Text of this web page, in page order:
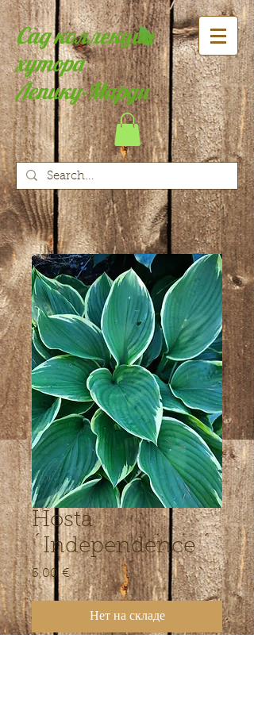
Сад коллекции
хутора
Лепику-Марди
Hosta
´Independence ´
5,00 €Цена
Нет на складе